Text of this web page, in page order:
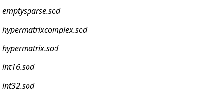
emptysparse.sod
hypermatrixcomplex.sod
hypermatrix.sod
int16.sod
int32.sod